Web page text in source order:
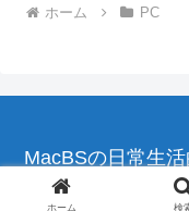
ホーム PC
MacBSの日常生
© 2004-
ホーム 検